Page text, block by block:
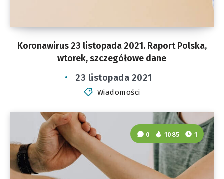
Koronawirus 23 listopada 2021. Raport Polska,
wtorek, szczegółowe dane
23 listopada 2021
Wiadomości
0 1085 1